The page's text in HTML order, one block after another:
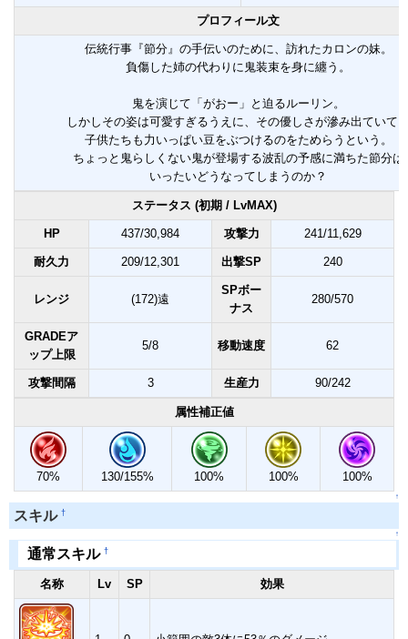
プロフィール文
伝統行事『節分』の手伝いのために、訪れたカロンの妹。
負傷した姉の代わりに鬼装束を身に纏う。
鬼を演じて「がおー」と迫るルーリン。
しかしその姿は可愛すぎるうえに、その優しさが滲み出ていて
子供たちも力いっぱい豆をぶつけるのをためらうという。
ちょっと鬼らしくない鬼が登場する波乱の予感に満ちた節分は
いったいどうなってしまうのか？
ステータス (初期 / LvMAX)
HP 437/30,984 攻撃力 241/11,629
耐久力 209/12,301 出撃SP 240
レンジ (172)遠
SPボー
ナス
280/570
GRADEア
ップ上限
5/8 移動速度 62
攻撃間隔 3 生産力 90/242
属性補正値
70% 130/155% 100% 100% 100%
↑
スキル †
↑
通常スキル †
名称 Lv SP 効果